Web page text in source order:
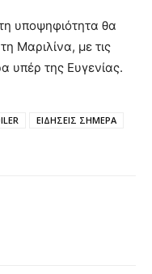
υποψηφιότητα θα
Μαριλίνα, με τις
υπέρ της Ευγενίας.
ΕΙΔΗΣΕΙΣ ΣΗΜΕΡΑ